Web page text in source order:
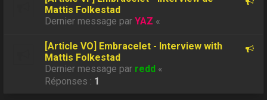
Mattis Folkestad
Dernier message parYAZ «
[Article VO] Embracelet - Interview with
Mattis Folkestad
Dernier message par redd «
Réponses : 1